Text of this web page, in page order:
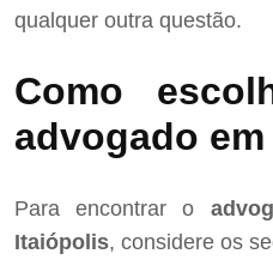
qualquer outra questão.
Como
advogado
Para encontrar o
Itaiópolis, considere os